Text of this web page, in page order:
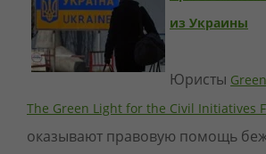
из Украины
Юристы
The Green Light for the Civil Initiatives
оказывают правовую помощь